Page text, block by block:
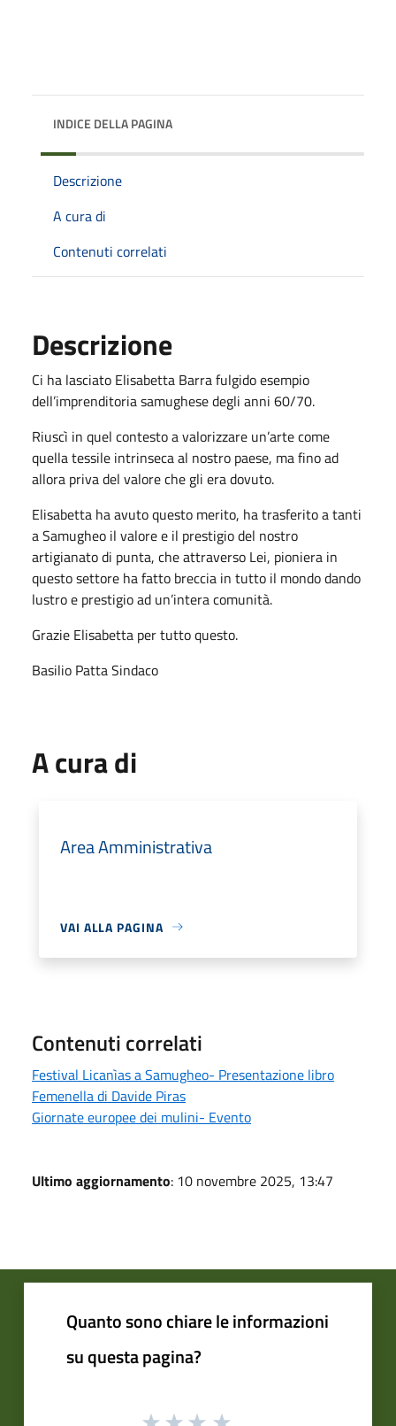
INDICE DELLA PAGINA
Descrizione
A cura di
Contenuti correlati
Descrizione
Ci ha lasciato Elisabetta Barra fulgido esempio
dell’imprenditoria samughese degli anni 60/70.
Riuscì in quel contesto a valorizzare un’arte come
quella tessile intrinseca al nostro paese, ma fino ad
allora priva del valore che gli era dovuto.
Elisabetta ha avuto questo merito, ha trasferito a tanti
a Samugheo il valore e il prestigio del nostro
artigianato di punta, che attraverso Lei, pioniera in
questo settore ha fatto breccia in tutto il mondo dando
lustro e prestigio ad un’intera comunità.
Grazie Elisabetta per tutto questo.
Basilio Patta Sindaco
A cura di
Area Amministrativa
VAI ALLA PAGINA
Contenuti correlati
Festival Licanìas a Samugheo- Presentazione libro
Femenella di Davide Piras
Giornate europee dei mulini- Evento
Ultimo aggiornamento: 10 novembre 2025, 13:47
Quanto sono chiare le informazioni
su questa pagina?